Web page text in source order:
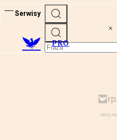
Serwisy
PRO